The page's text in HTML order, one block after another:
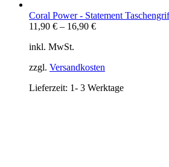
Coral Power - Statement
11,90 € – 16,90 €
inkl. MwSt.
zzgl. Versandkosten
Lieferzeit: 1- 3 Werktage